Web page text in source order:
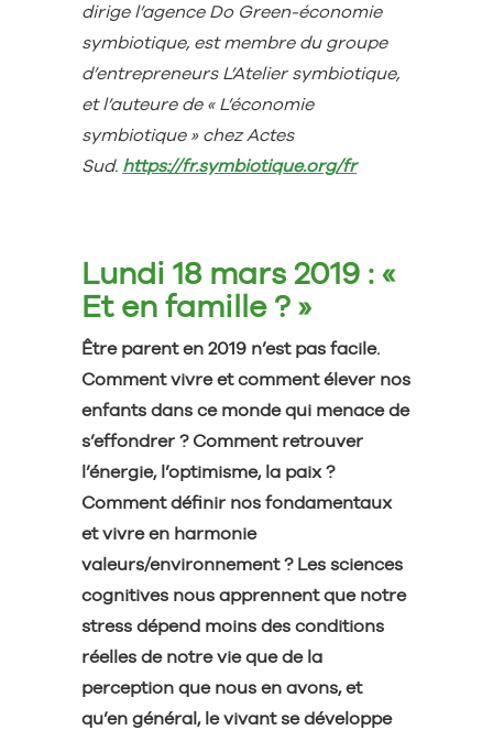
dirige l’agence Do Green-économie
symbiotique, est membre du groupe
d’entrepreneurs L’Atelier symbiotique,
et l’auteure de « L’économie
symbiotique » chez Actes
Sud. https://fr.symbiotique.org/fr
Lundi 18 mars 2019 : «
Et en famille ? »
Être parent en 2019 n’est pas facile.
Comment vivre et comment élever nos
enfants dans ce monde qui menace de
s’effondrer ? Comment retrouver
l’énergie, l’optimisme, la paix ?
Comment définir nos fondamentaux
et vivre en harmonie
valeurs/environnement ? Les sciences
cognitives nous apprennent que notre
stress dépend moins des conditions
réelles de notre vie que de la
perception que nous en avons, et
qu’en général, le vivant se développe